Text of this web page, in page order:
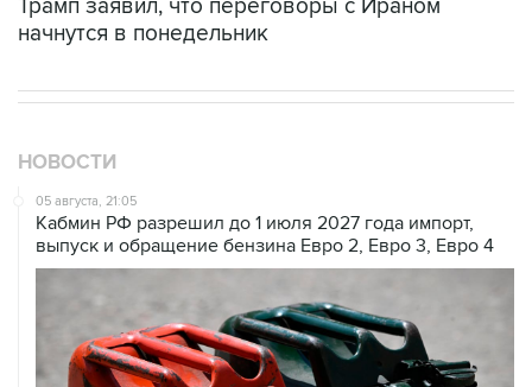
Трамп заявил, что переговоры с Ираном
начнутся в понедельник
НОВОСТИ
05 августа, 21:05
Кабмин РФ разрешил до 1 июля 2027 года импорт,
выпуск и обращение бензина Евро 2, Евро 3, Евро 4